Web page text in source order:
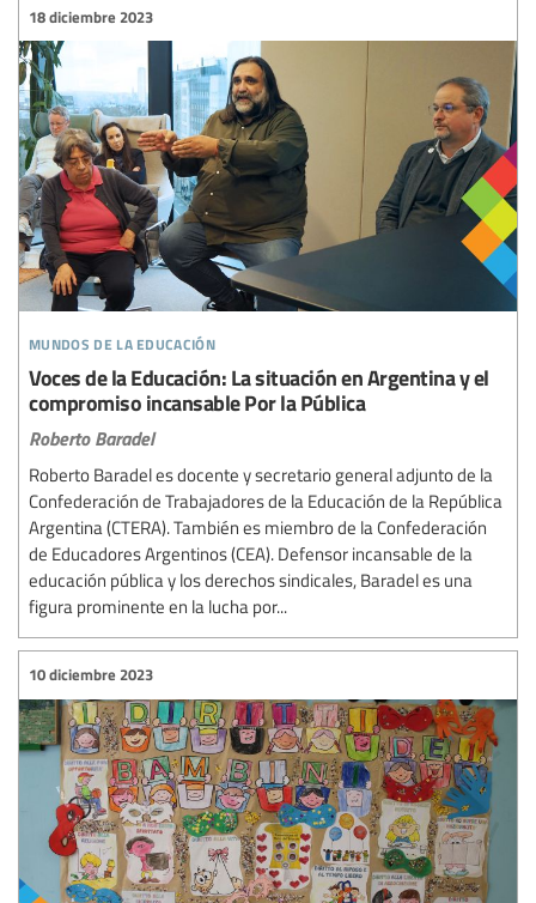
mundos de la educación
18 diciembre 2023
Voces de la Educación: La situación en Argentina y el
compromiso incansable Por la Pública
Roberto Baradel
Roberto Baradel es docente y secretario general adjunto de la
Confederación de Trabajadores de la Educación de la República
Argentina (CTERA). También es miembro de la Confederación
de Educadores Argentinos (CEA). Defensor incansable de la
educación pública y los derechos sindicales, Baradel es una
figura prominente en la lucha por...
10 diciembre 2023